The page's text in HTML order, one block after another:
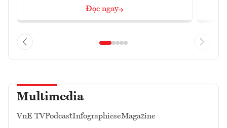
Đọc ngay
Multimedia
VnE TVPodcastInfographicseMagazine